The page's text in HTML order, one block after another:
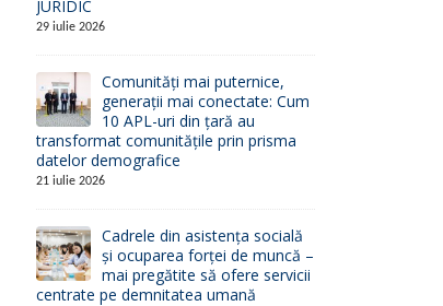
JURIDIC
29 iulie 2026
Comunități mai puternice,
generații mai conectate: Cum
10 APL-uri din țară au
transformat comunitățile prin prisma
datelor demografice
21 iulie 2026
Cadrele din asistența socială
și ocuparea forței de muncă –
mai pregătite să ofere servicii
centrate pe demnitatea umană